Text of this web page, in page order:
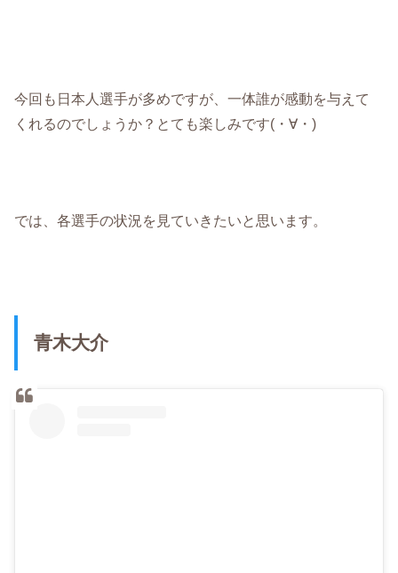
今回も日本人選手が多めですが、一体誰が感動を与えて
くれるのでしょうか？とても楽しみです(・∀・)
では、各選手の状況を見ていきたいと思います。
青木大介